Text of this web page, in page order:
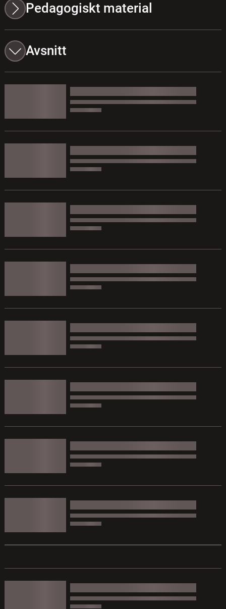
Pedagogiskt material
Avsnitt